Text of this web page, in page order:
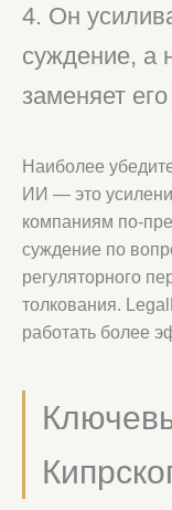
4. Он
суждение, а
заменяет его
Наиболее
ИИ — это
компаниям по-
суждение по
регуляторного
толкования.
работать более